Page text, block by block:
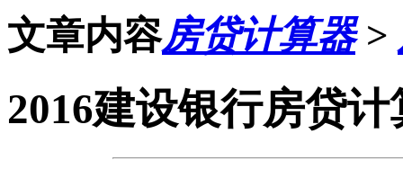
文章内容房贷计算器>
2016建设银行房贷